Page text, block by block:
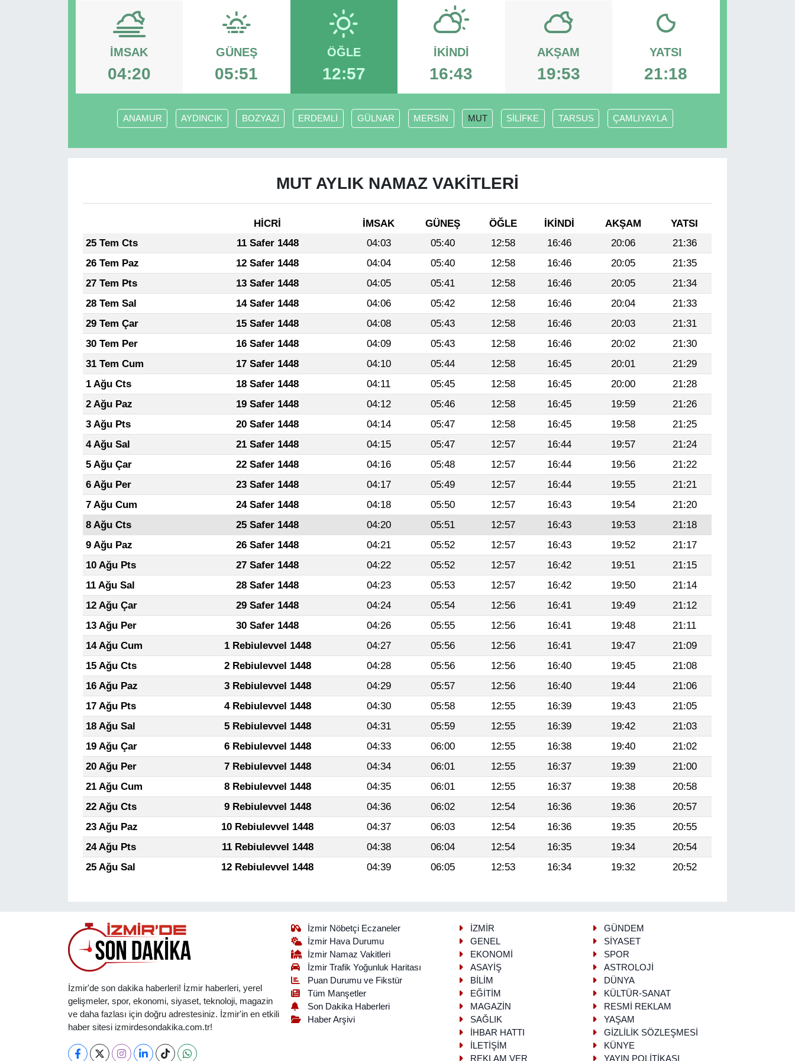
İMSAK
04:20
GÜNEŞ
05:51
ÖĞLE
12:57
İKINDI
16:43
AKŞAM
19:53
YATSI
21:18
ANAMUR AYDINCIK BOZYAZI ERDEMLİ GÜLNAR MERSİN MUT SİLİFKE TARSUS ÇAMLIYAYLA
MUT AYLIK NAMAZ VAKITLERI
HİCRİ İMSAK GÜNEŞ ÖĞLE İKINDI AKŞAM
YATSI
25 Tem Cts
11 Safer 1448 04:03 05:40 12:58 16:46 20:06
21:36
26 Tem Paz
12 Safer 1448 04:04 05:40 12:58 16:46 20:05
21:35
27 Tem Pts
13 Safer 1448 04:05 05:41 12:58 16:46 20:05
21:34
28 Tem Sal
14 Safer 1448 04:06 05:42 12:58 16:46 20:04
21:33
29 Tem Çar
15 Safer 1448 04:08 05:43 12:58 16:46 20:03
21:31
30 Tem Per
16 Safer 1448 04:09 05:43 12:58 16:46 20:02
21:30
31 Tem Cum
17 Safer 1448 04:10 05:44 12:58 16:45 20:01
21:29
1 Ağu Cts
18 Safer 1448 04:11 05:45 12:58 16:45 20:00
21:28
2 Ağu Paz
19 Safer 1448 04:12 05:46 12:58 16:45 19:59
21:26
3 Ağu Pts
20 Safer 1448 04:14 05:47 12:58 16:45 19:58
21:25
4 Ağu Sal
21 Safer 1448 04:15 05:47 12:57 16:44 19:57
21:24
5 Ağu Çar
22 Safer 1448 04:16 05:48 12:57 16:44 19:56
21:22
6 Ağu Per
23 Safer 1448 04:17 05:49 12:57 16:44 19:55
21:21
7 Ağu Cum
24 Safer 1448 04:18 05:50 12:57 16:43 19:54
21:20
8 Ağu Cts
25 Safer 1448 04:20 05:51 12:57 16:43 19:53
21:18
9 Ağu Paz
26 Safer 1448 04:21 05:52 12:57 16:43 19:52
21:17
10 Ağu Pts
27 Safer 1448 04:22 05:52 12:57 16:42 19:51
21:15
11 Ağu Sal
28 Safer 1448 04:23 05:53 12:57 16:42 19:50
21:14
12 Ağu Çar
29 Safer 1448 04:24 05:54 12:56 16:41 19:49
21:12
13 Ağu Per
30 Safer 1448 04:26 05:55 12:56 16:41 19:48
21:11
14 Ağu Cum
1 Rebiulevvel 1448 04:27 05:56 12:56 16:41 19:47
21:09
15 Ağu Cts
2 Rebiulevvel 1448 04:28 05:56 12:56 16:40 19:45
21:08
16 Ağu Paz
3 Rebiulevvel 1448 04:29 05:57 12:56 16:40 19:44
21:06
17 Ağu Pts
4 Rebiulevvel 1448 04:30 05:58 12:55 16:39 19:43
21:05
18 Ağu Sal
5 Rebiulevvel 1448 04:31 05:59 12:55 16:39 19:42
21:03
19 Ağu Çar
6 Rebiulevvel 1448 04:33 06:00 12:55 16:38 19:40
21:02
20 Ağu Per
7 Rebiulevvel 1448 04:34 06:01 12:55 16:37 19:39
21:00
21 Ağu Cum
8 Rebiulevvel 1448 04:35 06:01 12:55 16:37 19:38
20:58
22 Ağu Cts
9 Rebiulevvel 1448 04:36 06:02 12:54 16:36 19:36
20:57
23 Ağu Paz
10 Rebiulevvel 1448 04:37 06:03 12:54 16:36 19:35
20:55
24 Ağu Pts
11 Rebiulevvel 1448 04:38 06:04 12:54 16:35 19:34
20:54
25 Ağu Sal
12 Rebiulevvel 1448 04:39 06:05 12:53 16:34 19:32 20:52
İzmir'de son dakika haberleri! İzmir haberleri, yerel
gelişmeler, spor, ekonomi, siyaset, teknoloji, magazin
ve daha fazlası için doğru adrestesiniz. İzmir'in en etkili
haber sitesi izmirdesondakika.com.tr!
İzmir Nöbetçi Eczaneler
İzmir Hava Durumu
İzmir Namaz Vakitleri
İzmir Trafik Yoğunluk Haritası
Puan Durumu ve Fikstür
Tüm Manşetler
Son Dakika Haberleri
Haber Arşivi
İZMİR
GÜNDEM
GENEL
SİYASET
EKONOMİ
SPOR
ASAYİŞ
ASTROLOJİ
BİLİM
DÜNYA
EĞİTİM
KÜLTÜR-SANAT
MAGAZİN
RESMİ REKLAM
SAĞLIK
YAŞAM
İHBAR HATTI
GİZLİLİK SÖZLEŞMESİ
İLETİŞİM
KÜNYE
REKLAM VER
YAYIN POLİTİKASI